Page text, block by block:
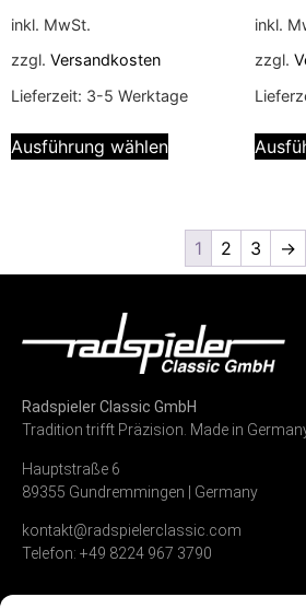
inkl. MwSt.
zzgl. Versandkosten
Lieferzeit: 3-5 Werktage
Ausführung wählen
inkl.
zzgl.
1 2 3 →
Radspieler Classic GmbH
Tradition trifft Präzision. Made in
Hauptstraße 6
89355 Gundremmingen | Germany
kontakt@radspielerclassic.com
Telefon: +49 8224 967 3790